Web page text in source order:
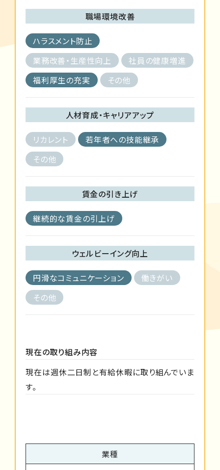
職場環境改善
ハラスメント防止
業務改善・生産性向上
社員の健康増進
福利厚生の充実
その他
人材育成・キャリアアップ
リカレント
若年者への技能継承
その他
賃金の引き上げ
継続的な賃金の引上げ
ウェルビーイング向上
円滑なコミュニケーション
働きがい
その他
現在の取り組み内容
現在は週休二日制と有給休暇に取り組んでいま
す。
業種